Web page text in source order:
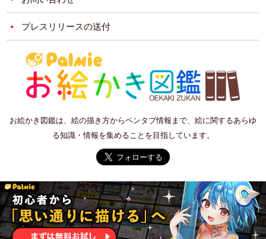
プレスリリースの送付
お絵かき図鑑は、絵の描き方からペンタブ情報まで、絵に関するあらゆ
る知識・情報を集めることを目指しています。